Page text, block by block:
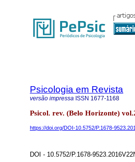
Psicologia em Revista
versão impressa ISSN 1677-1168
Psicol. rev. (Belo Horizonte)
https://doi.org/DOI-10.5752/P.1678-
DOI - 10.5752/P.1678-